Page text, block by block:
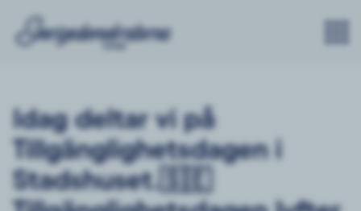
Idag deltar vi på
Tillgänglighetsdagen i
Stadshuset.🇸🇪